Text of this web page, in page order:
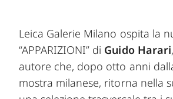
Leica Galerie Milano ospita la
“APPARIZIONI” di Guido Harari
autore che, dopo otto anni
mostra milanese, ritorna nella